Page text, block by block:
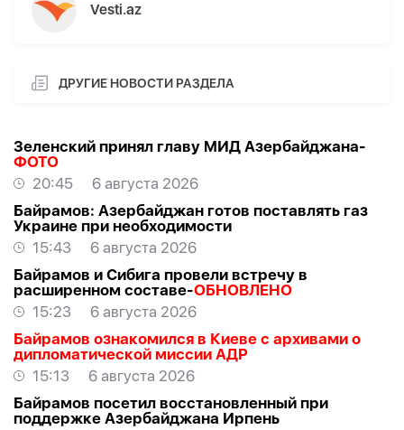
Vesti.az
ДРУГИЕ НОВОСТИ РАЗДЕЛА
Зеленский принял главу МИД Азербайджана-
ФОТО
20:45
6 августа 2026
Байрамов: Азербайджан готов поставлять газ
Украине при необходимости
15:43
6 августа 2026
Байрамов и Сибига провели встречу в
расширенном составе-ОБНОВЛЕНО
15:23
6 августа 2026
Байрамов ознакомился в Киеве с архивами о
дипломатической миссии АДР
15:13
6 августа 2026
Байрамов посетил восстановленный при
поддержке Азербайджана Ирпень